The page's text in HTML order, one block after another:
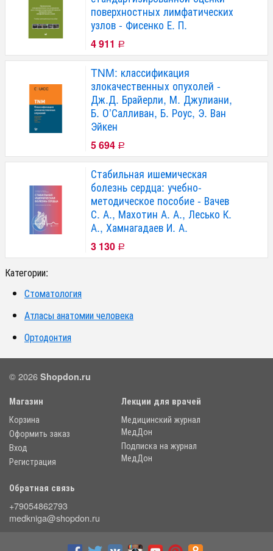
поверхностных лимфатических
узлов - Фисенко Е. П.
4 911 Р
TNM: классификация
злокачественных опухолей -
Дж.Д. Брайерли, М. Джулиани,
Б. О’Салливан, Б. Роус, Э. Ван
Эйкен
5 694 Р
Стабильная ишемическая
болезнь сердца: учебно-
методическое пособие - Вачев
С. А., Махотин А. А., Лесько К.
А., Хамнагадаев И. А.
3 130 Р
Категории:
Стоматология
Атласы анатомии человека
Ортодонтия
© 2026 Shopdon.ru
Магазин
Корзина
Оформить заказ
Вход
Регистрация
Лекции для врачей
Медицинский журнал
МедДон
Подписка на журнал
МедДон
Обратная связь
+79054862793
medkniga@shopdon.ru